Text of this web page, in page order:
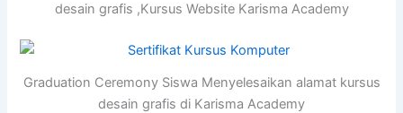
desain grafis ,Kursus Website Karisma Academy
Graduation Ceremony Siswa Menyelesaikan alamat kursus
desain grafis di Karisma Academy